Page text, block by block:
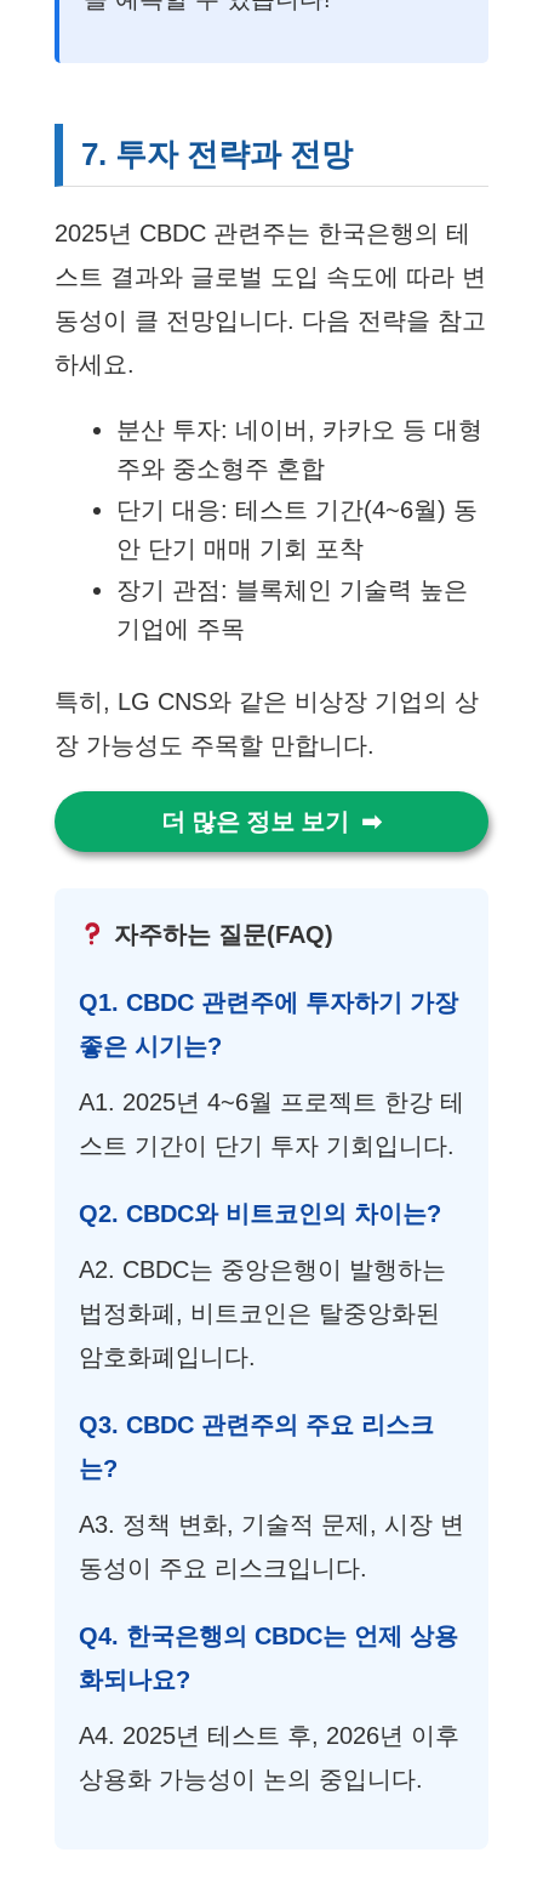
7. 투자 전략과 전망
2025년 CBDC 관련주는 한국은행의 테
스트 결과와 글로벌 도입 속도에 따라 변
동성이 클 전망입니다. 다음 전략을 참고
하세요.
분산 투자: 네이버, 카카오 등 대형
주와 중소형주 혼합
단기 대응: 테스트 기간(4~6월) 동
안 단기 매매 기회 포착
장기 관점: 블록체인 기술력 높은
기업에 주목
특히, LG CNS와 같은 비상장 기업의 상
장 가능성도 주목할 만합니다.
더 많은 정보 보기
자주하는 질문(FAQ)
Q1. CBDC 관련주에 투자하기 가장
좋은 시기는?
A1. 2025년 4~6월 프로젝트 한강 테
스트 기간이 단기 투자 기회입니다.
Q2. CBDC와 비트코인의 차이는?
A2. CBDC는 중앙은행이 발행하는
법정화폐, 비트코인은 탈중앙화된
암호화폐입니다.
Q3. CBDC 관련주의 주요 리스크
는?
A3. 정책 변화, 기술적 문제, 시장 변
동성이 주요 리스크입니다.
Q4. 한국은행의 CBDC는 언제 상용
화되나요?
A4. 2025년 테스트 후, 2026년 이후
상용화 가능성이 논의 중입니다.